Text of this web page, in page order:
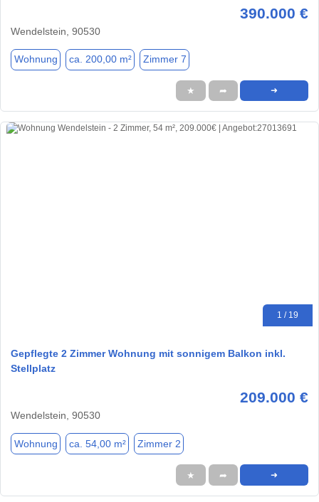
390.000 €
Wendelstein, 90530
Wohnung ca. 200,00 m² Zimmer 7
★ ➦ ➜
1 / 19
Gepflegte 2 Zimmer Wohnung mit sonnigem Balkon inkl.
Stellplatz
209.000 €
Wendelstein, 90530
Wohnung ca. 54,00 m² Zimmer 2
★ ➦ ➜